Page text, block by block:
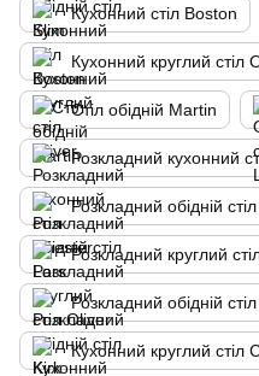
Кухонний стіл Boston
Кухонний круглий стіл
Стіл обідній Martin
Розкладний кухонний
Розкладний обідній
Розкладний круглий
Розкладний обідній
Кухонний круглий стіл